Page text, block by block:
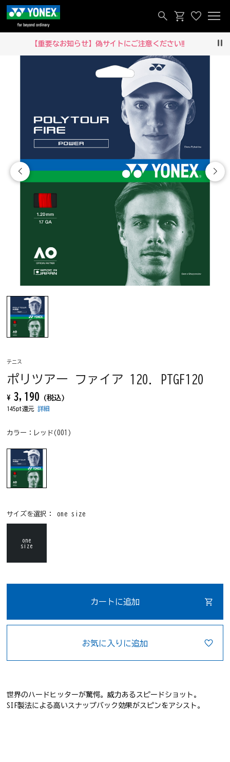
【重要なお知らせ】偽サイトにご注意ください‼
テニス
ポリツアー ファイア 120. PTGF120
¥ 3,190 (税込)
145pt還元詳細
カラー： レッド(001)
サイズを選択：one size
one
size
カートに追加
お気に入りに追加
世界のハードヒッターが驚愕。威力あるスピードショット。
SIF製法による高いスナップバック効果がスピンをアシスト。